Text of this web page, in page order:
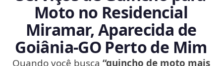
Moto no Residencial
Miramar, Aparecida de
Goiânia‑GO Perto de Mim
Quando você busca “guincho de moto mais